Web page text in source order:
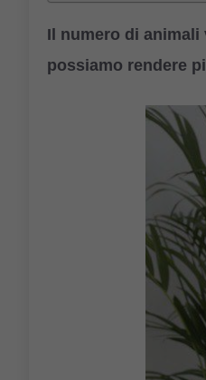
Il numero di
possiamo rendere